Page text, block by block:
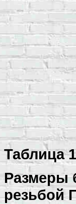
Таблица 1
Размеры
резьбой